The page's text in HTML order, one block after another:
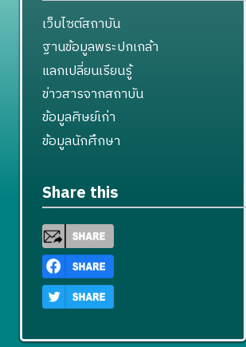
เว็บไซต์สถาบัน
ฐานข้อมูลพระปกเกล้า
แลกเปลี่ยนเรียนรู้
ข่าวสารจากสถาบัน
ข้อมูลศิษย์เก่า
ข้อมูลนักศึกษา
Share this